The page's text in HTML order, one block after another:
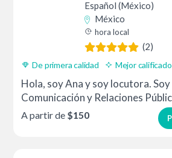
Español (México)
México
hora local
(2)
De primera calidad Mejor
Hola, soy Ana y soy locutora.
Comunicación y Relaciones
A partir de $150